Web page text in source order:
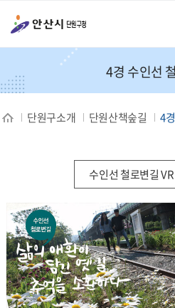
주메뉴
4경 수인선
단원구소개 단원산책숲길 4
수인선 철로변길